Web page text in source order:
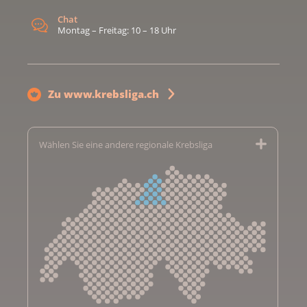
Chat
Montag – Freitag: 10 – 18 Uhr
Zu www.krebsliga.ch
Wählen Sie eine andere regionale Krebsliga